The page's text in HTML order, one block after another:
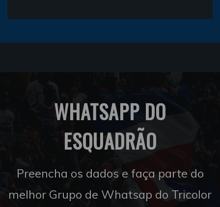
WHATSAPP DO
ESQUADRÃO
Preencha os dados e faça parte do
melhor Grupo de Whatsap do Tricolor